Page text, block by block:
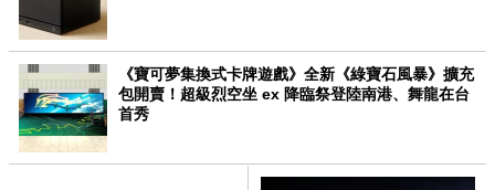
《寶可夢集換式卡牌遊戲》全新《綠寶石風暴》擴充
包開賣！超級烈空坐 ex 降臨祭登陸南港、舞龍在台
首秀